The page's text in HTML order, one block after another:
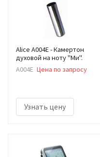
Alice A004E - Камертон
духовой на ноту "Ми".
A004E Цена по запросу
Узнать цену